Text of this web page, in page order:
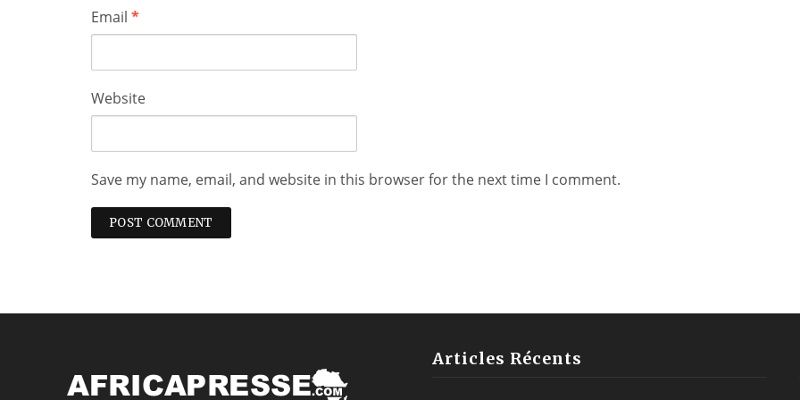
Email *
Website
Save my name, email, and website in this browser for the next time I comment.
Articles Récents